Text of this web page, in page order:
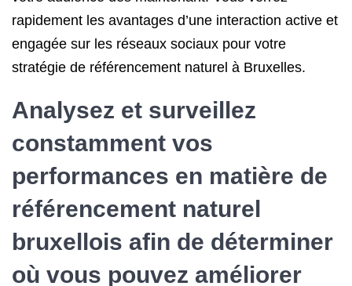
rapidement les avantages d’une interaction active et
engagée sur les réseaux sociaux pour votre
stratégie de référencement naturel à Bruxelles.
Analysez et surveillez
constamment vos
performances en matière de
référencement naturel
bruxellois afin de déterminer
où vous pouvez améliorer